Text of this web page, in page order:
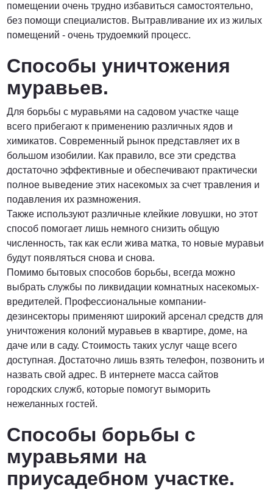
помещении очень трудно избавиться самостоятельно,
без помощи специалистов. Вытравливание их из жилых
помещений - очень трудоемкий процесс.
Способы уничтожения
муравьев.
Для борьбы с муравьями на садовом участке чаще
всего прибегают к применению различных ядов и
химикатов. Современный рынок представляет их в
большом изобилии. Как правило, все эти средства
достаточно эффективные и обеспечивают практически
полное выведение этих насекомых за счет травления и
подавления их размножения.
Также используют различные клейкие ловушки, но этот
способ помогает лишь немного снизить общую
численность, так как если жива матка, то новые муравьи
будут появляться снова и снова.
Помимо бытовых способов борьбы, всегда можно
выбрать службы по ликвидации комнатных насекомых-
вредителей. Профессиональные компании-
дезинсекторы применяют широкий арсенал средств для
уничтожения колоний муравьев в квартире, доме, на
даче или в саду. Стоимость таких услуг чаще всего
доступная. Достаточно лишь взять телефон, позвонить и
назвать свой адрес. В интернете масса сайтов
городских служб, которые помогут выморить
нежеланных гостей.
Способы борьбы с
муравьями на
приусадебном участке.